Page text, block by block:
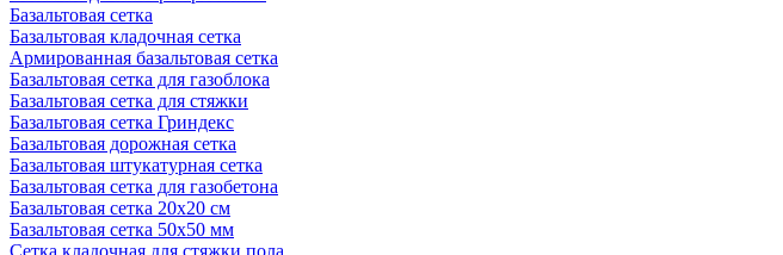
Базальтовая сетка
Базальтовая кладочная сетка
Армированная базальтовая сетка
Базальтовая сетка для газоблока
Базальтовая сетка для стяжки
Базальтовая сетка Гриндекс
Базальтовая дорожная сетка
Базальтовая штукатурная сетка
Базальтовая сетка для газобетона
Базальтовая сетка 20x20 см
Базальтовая сетка 50x50 мм
Сетка кладочная для стяжки пола